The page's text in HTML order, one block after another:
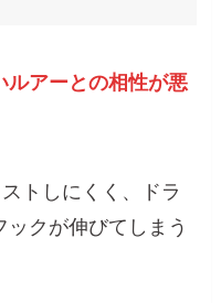
ルアーとの相性が悪
トしにくく、ドラ
クが伸びてしまう